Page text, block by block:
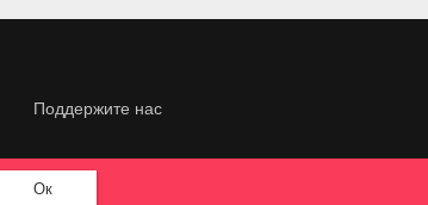
Поддержите нас
Ок